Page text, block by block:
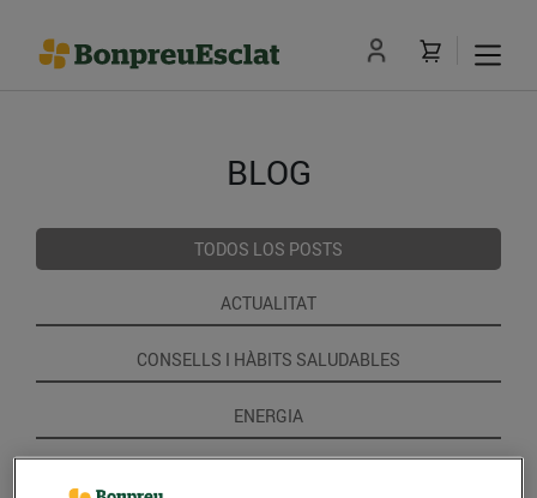
BLOG
TODOS LOS POSTS
ACTUALITAT
CONSELLS I HÀBITS SALUDABLES
ENERGIA